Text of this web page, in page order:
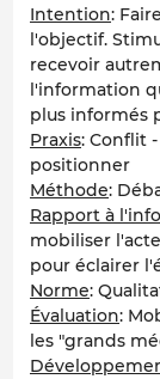
Intention:
l'objectif.
recevoir
l'information
plus informés
Praxis: Conflit
positionner
Méthode:
Rapport à
mobiliser
pour éclairer
Norme:
Évaluation:
les "grands